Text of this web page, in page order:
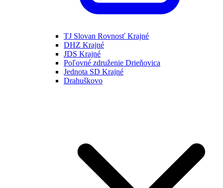
TJ Slovan Rovnosť Krajné
DHZ Krajné
JDS Krajné
Poľovné združenie Drieňovica
Jednota SD Krajné
Drahuškovo